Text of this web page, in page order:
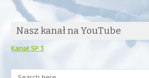
dźwiękowych
Nasz kanał na YouTube
Kanał SP 3